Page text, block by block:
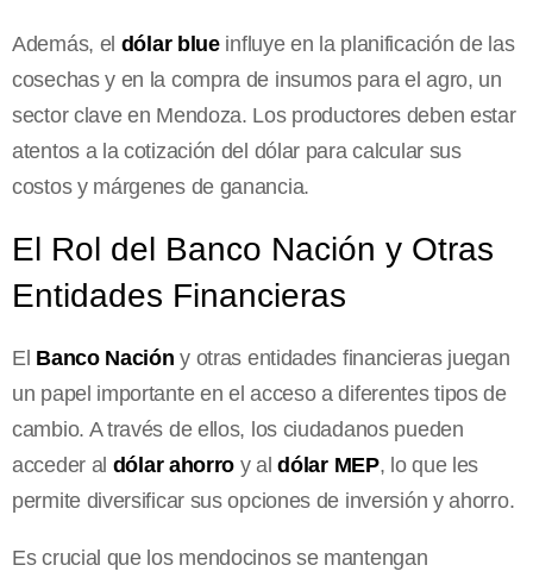
Además, el dólar blueinfluye en la planificación de las
cosechas y en la compra de insumos para el agro, un
sector clave en Mendoza. Los productores deben estar
atentos a la cotización del dólar para calcular sus
costos y márgenes de ganancia.
El Rol del Banco Nación y Otras
Entidades Financieras
El Banco Nación y otras entidades financieras juegan
un papel importante en el acceso a diferentes tipos de
cambio. A través de ellos, los ciudadanos pueden
acceder al dólar ahorro y aldólar MEP, lo que les
permite diversificar sus opciones de inversión y ahorro.
Es crucial que los mendocinos se mantengan